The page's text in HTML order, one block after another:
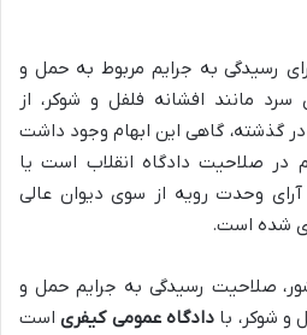
رسیدگی به جرایم مربوط به حمل و
مانند افشانه فلفل و شوکر، از
گذشته، گاهی این ابهام وجود داشت
در صلاحیت دادگاه انقلاب است یا
وحدت رویه از سوی دیوان عالی
شده است.
صلاحیت رسیدگی به جرایم حمل و
و شوکر، بادادگاه عمومی کیفریاست